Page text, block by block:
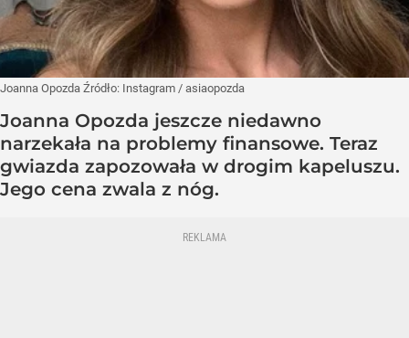
Joanna Opozda Źródło: Instagram / asiaopozda
Joanna Opozda jeszcze niedawno
narzekała na problemy finansowe. Teraz
gwiazda zapozowała w drogim kapeluszu.
Jego cena zwala z nóg.